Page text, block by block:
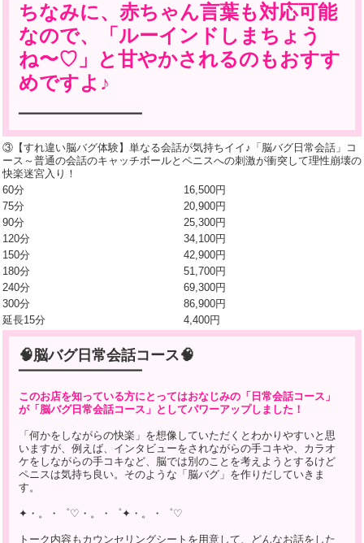
ちなみに、赤ちゃん言葉も対応可能
なので、「ルーインドしまちょう
ね〜♡」と甘やかされるのもおすす
めですよ♪
━━━━━━━━━━━━━━━━━━━
③【すれ違い脳バグ体験】単なる会話が気持ちイイ♪「脳バグ日常会話」コ
ース～普通の会話のキャッチボールとペニスへの刺激が衝突して理性崩壊の
快楽迷宮入り！
60分
16,500円
75分
20,900円
90分
25,300円
120分
34,100円
150分
42,900円
180分
51,700円
240分
69,300円
300分
86,900円
延長15分
4,400円
🧠脳バグ日常会話コース🧠
━━━━━━━━━━━━━━━━━━━
このお店を知っている方にとってはおなじみの「日常会話コース」
が「脳バグ日常会話コース」としてパワーアップしました！
「何かをしながらの快楽」を想像していただくとわかりやすいと思
いますが、例えば、インタビューをされながらの手コキや、カラオ
ケをしながらの手コキなど、脳では別のことを考えようとするけど
ペニスは気持ち良い。そのような「脳バグ」を作りだしていきま
す。
✦・。・゜♡・。・゜✦・。・゜♡
トーク内容もカウンセリングシートを用意して、どんなお話をした